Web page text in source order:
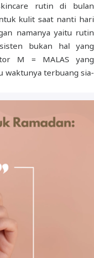
rutin di bulan
kulit saat nanti hari
namanya yaitu rutin
bukan hal yang
M = MALAS yang
waktunya terbuang sia-